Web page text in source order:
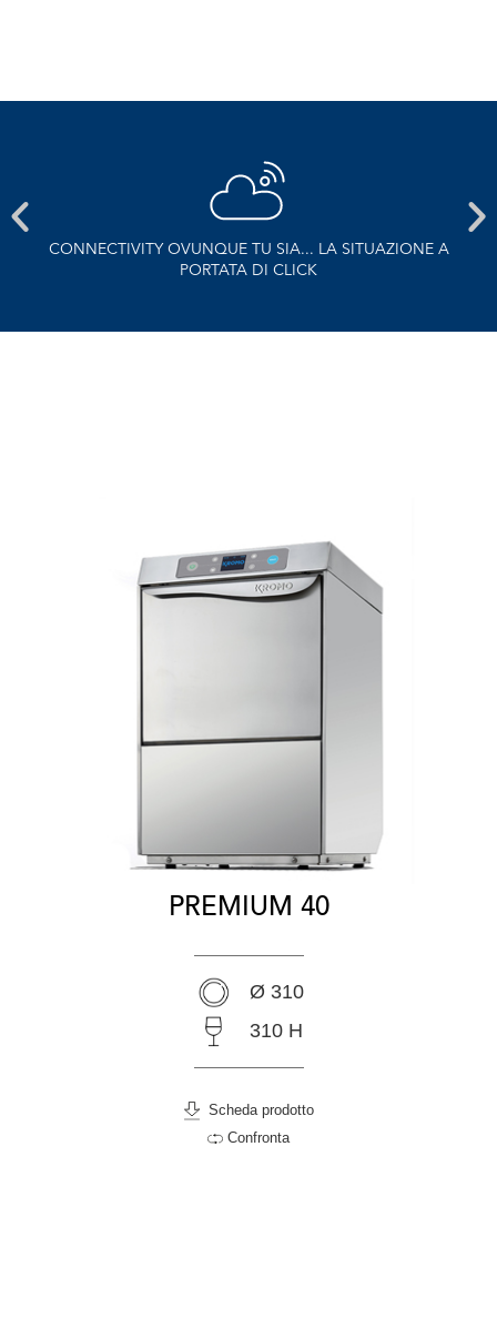
CONNECTIVITY OVUNQUE TU SIA... LA SITUAZIONE A
PORTATA DI CLICK
PREMIUM 40
Ø 310
310 H
Scheda prodotto
Confronta